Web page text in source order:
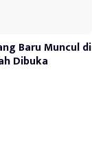
Baru Muncul di
Dibuka